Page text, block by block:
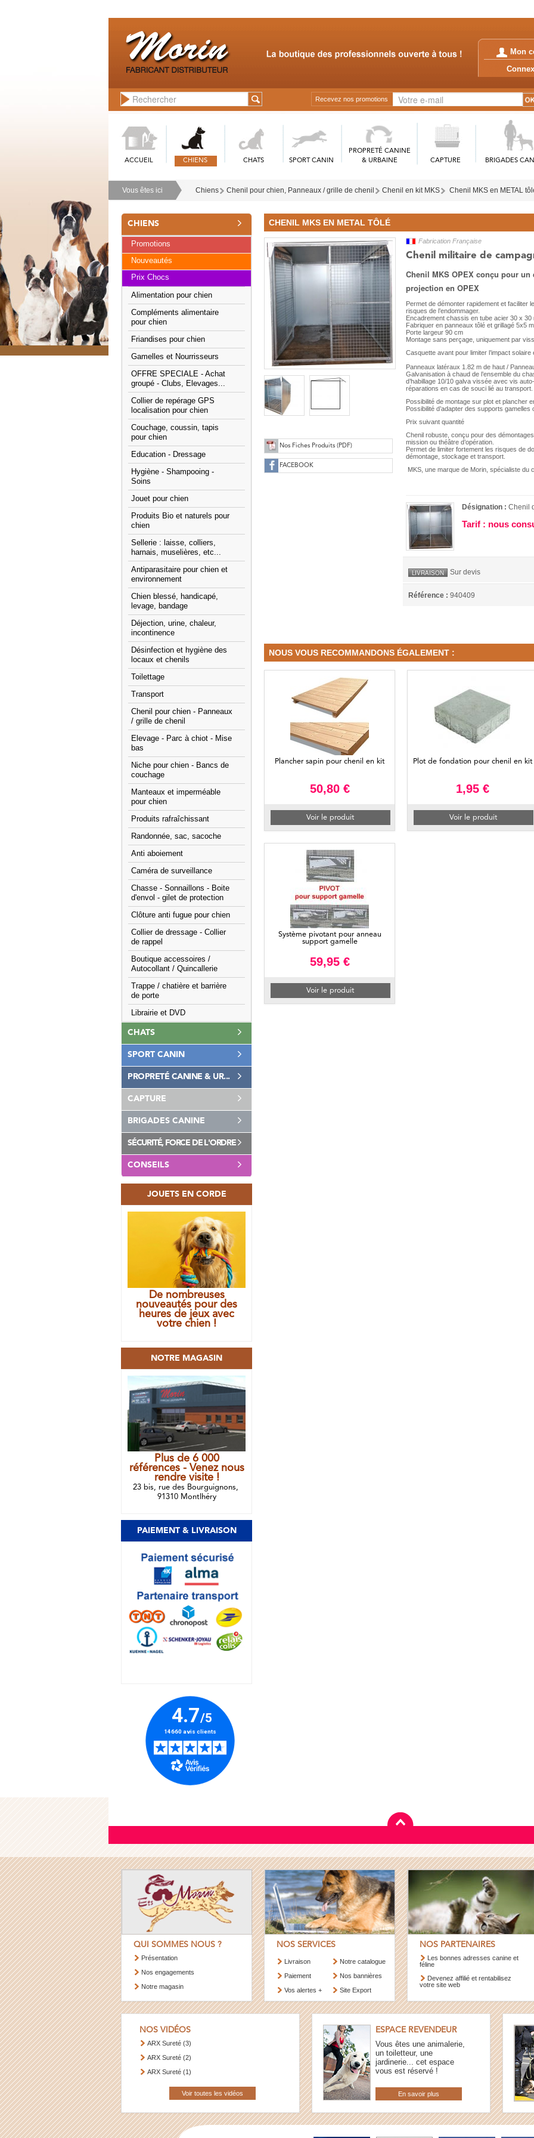
Mon
Recevez nos promotions
ACCUEIL CHIENS CHATS SPORT CANIN
PROPRETÉ CANINE
& URBAINE
CAPTURE BRIGADES
Vous êtes ici Chiens Chenil pour chien, Panneaux / grille de chenil Chenil en kit MKS Chenil MKS en METAL
CHIENS
Promotions
Nouveautés
Prix Chocs
Alimentation pour chien
Compléments alimentaire
pour chien
Friandises pour chien
Gamelles et Nourrisseurs
OFFRE SPECIALE - Achat
groupé - Clubs, Elevages...
Collier de repérage GPS
localisation pour chien
Couchage, coussin, tapis
pour chien
Education - Dressage
Hygiène - Shampooing -
Soins
Jouet pour chien
Produits Bio et naturels pour
chien
Sellerie : laisse, colliers,
harnais, muselières, etc...
Antiparasitaire pour chien et
environnement
Chien blessé, handicapé,
levage, bandage
Déjection, urine, chaleur,
incontinence
Désinfection et hygiène des
locaux et chenils
Toilettage
Transport
Chenil pour chien - Panneaux
/ grille de chenil
Elevage - Parc à chiot - Mise
bas
Niche pour chien - Bancs de
couchage
Manteaux et imperméable
pour chien
Produits rafraîchissant
Randonnée, sac, sacoche
Anti aboiement
Caméra de surveillance
Chasse - Sonnaillons - Boite
d'envol - gilet de protection
Clôture anti fugue pour chien
Collier de dressage - Collier
de rappel
Boutique accessoires /
Autocollant / Quincallerie
Trappe / chatière et barrière
de porte
Librairie et DVD
CHATS
SPORT CANIN
PROPRETÉ CANINE & UR...
CAPTURE
BRIGADES CANINE
SÉCURITÉ, FORCE DE L'ORDRE
CONSEILS
JOUETS EN CORDE
De nombreuses
nouveautés pour des
heures de jeux avec
votre chien !
NOTRE MAGASIN
Plus de 6 000
références - Venez nous
rendre visite !
23 bis, rue des Bourguignons,
91310 Montlhéry
PAIEMENT & LIVRAISON
CHENIL MKS EN METAL TÔLÉ
Nos Fiches Produits (PDF)
FACEBOOK
Fabrication Française
Chenil militaire de
Chenil MKS OPEX conçu pour
projection en OPEX
Permet de démonter rapidement et faciliter
risques de l’endommager.
Encadrement chassis en tube acier 30 x 30
Fabriquer en panneaux tôlé et grillagé 5x5
Porte largeur 90 cm
Montage sans perçage, uniquement par
Casquette avant pour limiter l’impact
Panneaux latéraux 1.82 m de haut /
Galvanisation à chaud de l’ensemble du
d’habillage 10/10 galva vissée avec vis
réparations en cas de souci lié au transport.
Possibilité de montage sur plot et plancher
Possibilité d’adapter des supports gamelles
Prix suivant quantité
Chenil robuste, conçu pour des
mission ou théâtre d’opération.
Permet de limiter fortement les risques de
démontage, stockage et transport.
MKS, une marque de Morin, spécialiste du
Désignation :Chenil
Tarif : nous
LIVRAISON Sur devis
Référence : 940409
NOUS VOUS RECOMMANDONS ÉGALEMENT :
Plancher sapin pour chenil en kit
50,80 €
Voir le produit
Plot de fondation pour chenil en kit
1,95 €
Voir le produit
Système pivotant pour anneau
support gamelle
59,95 €
Voir le produit
QUI SOMMES NOUS ?
Présentation
Nos engagements
Notre magasin
NOS SERVICES
Livraison
Paiement
Vos alertes +
Notre catalogue
Nos bannières
Site Export
NOS PARTENAIRES
Les bonnes adresses canine et
féline
Devenez affilié et rentabilisez
votre site web
NOS VIDÉOS
ARX Sureté (3)
ARX Sureté (2)
ARX Sureté (1)
Voir toutes les vidéos
ESPACE REVENDEUR
Vous êtes une animalerie,
un toiletteur, une
jardinerie... cet espace
vous est réservé !
En savoir plus